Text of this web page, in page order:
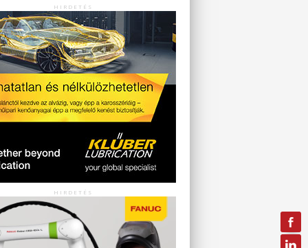
HIRDETÉS
HIRDETÉS